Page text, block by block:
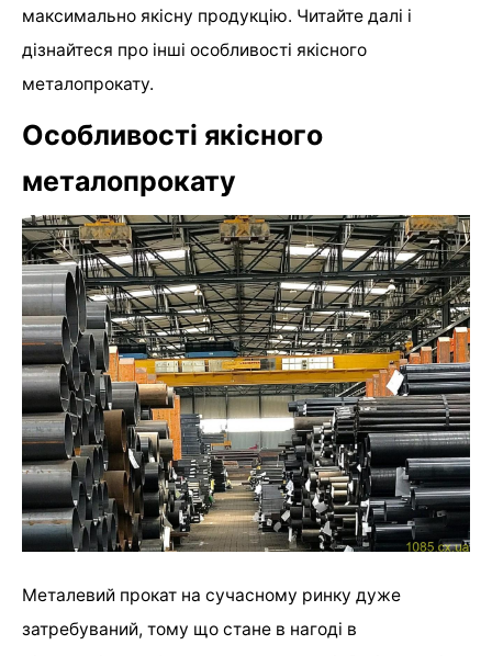
максимально якісну продукцію. Читайте далі і
дізнайтеся про інші особливості якісного
металопрокату.
Особливості якісного
металопрокату
Металевий прокат на сучасному ринку дуже
затребуваний, тому що стане в нагоді в